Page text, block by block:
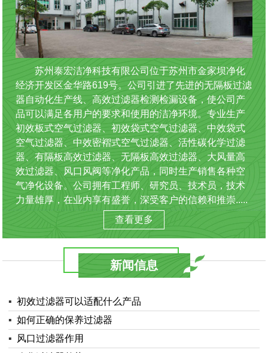
苏州泰宏洁净科技有限公司位于苏州市金家坝净化
经济开发区金华路619号。公司引进了先进的无隔板过滤
器自动化生产线、高效过滤器检测检漏设备，使公司产
品可以满足各用户的要求和使用的洁净环境。专业生产
初效板式空气过滤器、初效袋式空气过滤器、中效袋式
空气过滤器、中效密褶式空气过滤器、活性碳化学过滤
器、有隔板高效过滤器、无隔板高效过滤器、大风量高
效过滤器、风口风阀等净化产品，同时生产销售各种空
气净化设备。公司拥有工程师、研究员、技术员，技术
力量雄厚，在业内享有盛誉，深受客户的信赖和推崇.....
查看更多
新闻信息
▪ 初效过滤器可以适配什么产品
▪ 如何正确的保养过滤器
▪
风口过滤器作用